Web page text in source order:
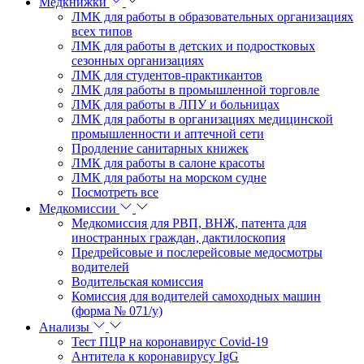
ЛМК для работы в образовательных организациях
всех типов
ЛМК для работы в детских и подростковых
сезонных организациях
ЛМК для студентов-практикантов
ЛМК для работы в промышленной торговле
ЛМК для работы в ЛПУ и больницах
ЛМК для работы в организациях медицинской
промышленности и аптечной сети
Продление санитарных книжек
ЛМК для работы в салоне красоты
ЛМК для работы на морском судне
Посмотреть все
Медкомиссии
Медкомиссия для РВП, ВНЖ, патента для
иностранных граждан, дактилоскопия
Предрейсовые и послерейсовые медосмотры
водителей
Водительская комиссия
Комиссия для водителей самоходных машин
(форма № 071/у)
Анализы
Тест ПЦР на коронавирус Covid-19
Антитела к коронавирусу IgG